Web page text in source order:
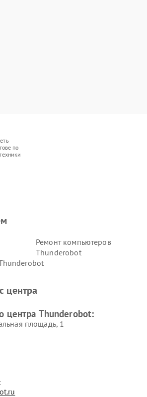
по
Ремонт компьютеров
Thunderobot
центра
центра Thunderobot:
площадь, 1